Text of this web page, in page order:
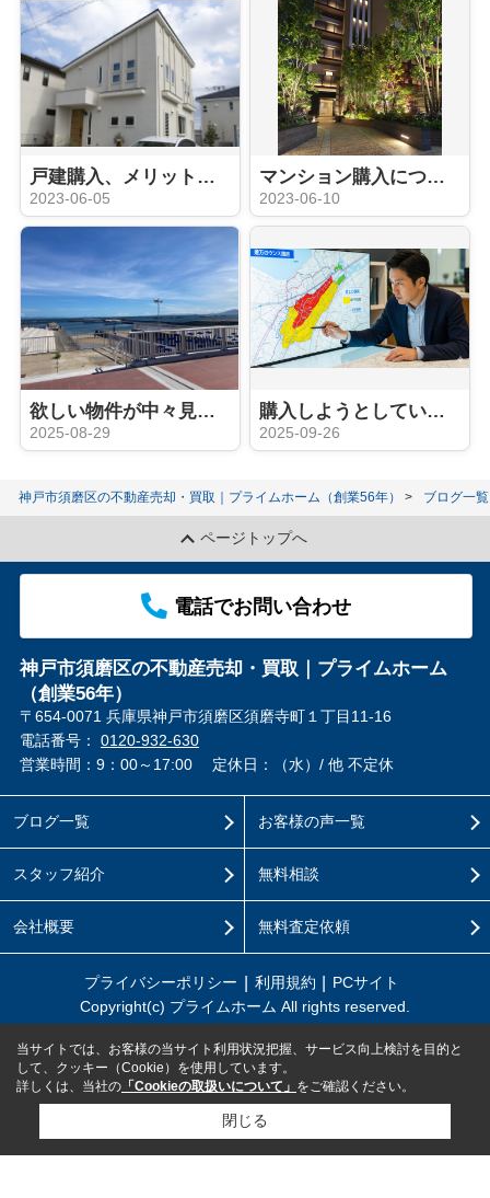
戸建購入、メリットデメリットについて( ;∀;)
2023-06-05
マンション購入についてのメリットデメリット、、、
2023-06-10
欲しい物件が中々見つからない！？そんな時は？？
2025-08-29
購入しようとしている物件が土砂災害警戒区域内だった！安心して購入する為に、チェックするポイントとは？
2025-09-26
神戸市須磨区の不動産売却・買取｜プライムホーム（創業56年） ブログ一覧
ページトップへ
電話でお問い合わせ
神戸市須磨区の不動産売却・買取｜プライムホーム
（創業56年）
〒654-0071 兵庫県神戸市須磨区須磨寺町１丁目11-16
電話番号： 0120-932-630
営業時間：9：00～17:00
定休日：（水）/ 他 不定休
ブログ一覧
スタッフ紹介
会社概要
お客様の声一覧
無料相談
無料査定依頼
プライバシーポリシー 利用規約
PCサイト
Copyright(c) プライムホーム All rights reserved.
当サイトでは、お客様の当サイト利用状況把握、サービス向上検討を目的と
して、クッキー（Cookie）を使用しています。
詳しくは、当社の 「Cookieの取扱いについて」 をご確認ください。
閉じる